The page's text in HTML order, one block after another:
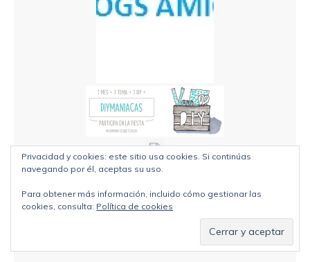
CATEGORÍAS
Privacidad y cookies: este sitio usa cookies. Si continúas
navegando por él, aceptas su uso.
Para obtener más información, incluido cómo gestionar las
cookies, consulta: Política de cookies